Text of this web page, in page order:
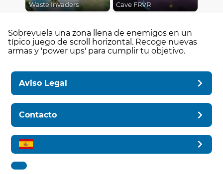
Waste Invaders Cave FRVR
Sobrevuela una zona llena de enemigos en un
típico juego de scroll horizontal. Recoge nuevas
armas y 'power ups' para cumplir tu objetivo.
Aviso Legal
Contacto